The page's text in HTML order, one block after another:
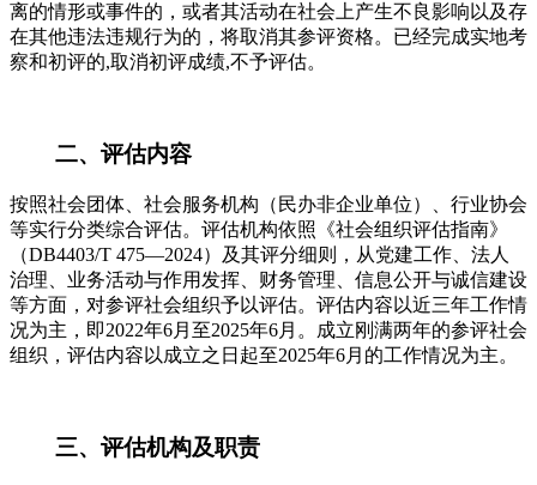
离的情形或事件的，或者其活动在社会上产生不良影响以及存
在其他违法违规行为的，将取消其参评资格。已经完成实地考
察和初评的,取消初评成绩,不予评估。
二、评估内容
按照社会团体、社会服务机构（民办非企业单位）、行业协会
等实行分类综合评估。评估机构依照《社会组织评估指南》
（DB4403/T 475—2024）及其评分细则，从党建工作、法人
治理、业务活动与作用发挥、财务管理、信息公开与诚信建设
等方面，对参评社会组织予以评估。评估内容以近三年工作情
况为主，即2022年6月至2025年6月。成立刚满两年的参评社会
组织，评估内容以成立之日起至2025年6月的工作情况为主。
三、评估机构及职责